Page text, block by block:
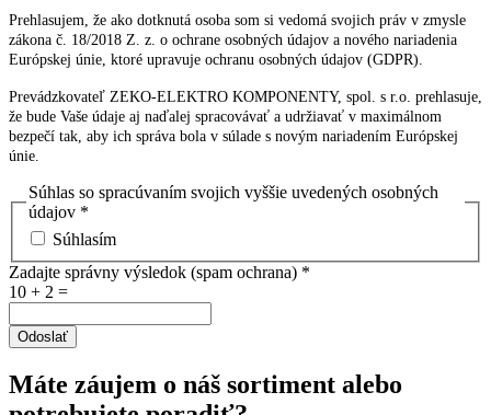
Prehlasujem, že ako dotknutá osoba som si vedomá svojich práv v zmysle
zákona č. 18/2018 Z. z. o ochrane osobných údajov a nového nariadenia
Európskej únie, ktoré upravuje ochranu osobných údajov (GDPR).
Prevádzkovateľ ZEKO-ELEKTRO KOMPONENTY, spol. s r.o. prehlasuje,
že bude Vaše údaje aj naďalej spracovávať a udržiavať v maximálnom
bezpečí tak, aby ich správa bola v súlade s novým nariadením Európskej
únie.
Súhlas so spracúvaním svojich vyššie uvedených osobných
údajov *
Súhlasím
Zadajte správny výsledok (spam ochrana) *
10 + 2 =
Odoslať
Máte záujem o náš sortiment alebo